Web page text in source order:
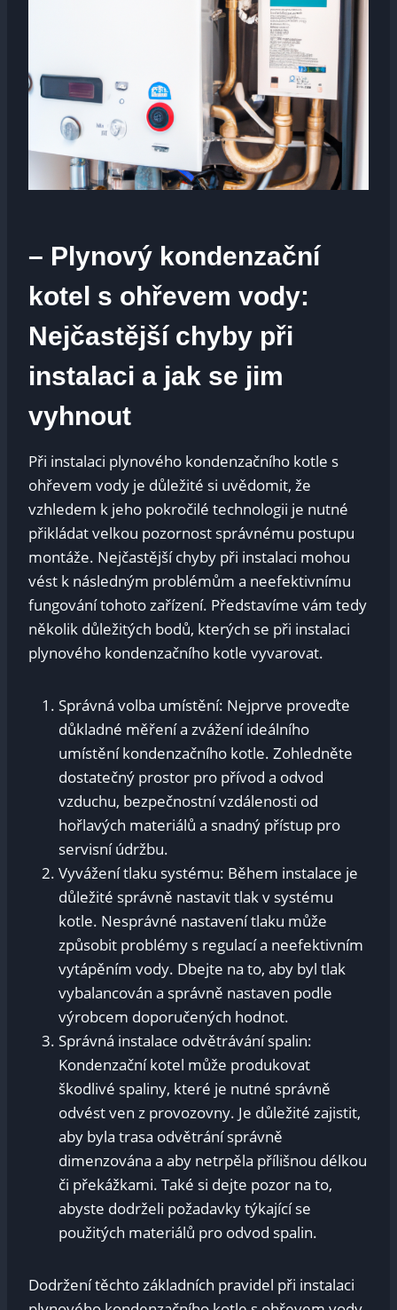
– Plynový kondenzační
kotel s ohřevem vody:
Nejčastější chyby při
instalaci a jak se jim
vyhnout
Při instalaci plynového kondenzačního kotle s
ohřevem vody je důležité si uvědomit, že
vzhledem k jeho pokročilé technologii je nutné
přikládat velkou pozornost správnému postupu
montáže. Nejčastější chyby při instalaci mohou
vést k následným problémům a neefektivnímu
fungování tohoto zařízení. Představíme vám tedy
několik důležitých bodů, kterých se při instalaci
plynového kondenzačního kotle vyvarovat.
Správná volba umístění: Nejprve proveďte
důkladné měření a zvážení ideálního
umístění kondenzačního kotle. Zohledněte
dostatečný prostor pro přívod a odvod
vzduchu, bezpečnostní vzdálenosti od
hořlavých materiálů a snadný přístup pro
servisní údržbu.
Vyvážení tlaku systému: Během instalace je
důležité správně nastavit tlak v systému
kotle. Nesprávné nastavení tlaku může
způsobit problémy s regulací a neefektivním
vytápěním vody. Dbejte na to, aby byl tlak
vybalancován a správně nastaven podle
výrobcem doporučených hodnot.
Správná instalace odvětrávání spalin:
Kondenzační kotel může produkovat
škodlivé spaliny, které je nutné správně
odvést ven z provozovny. Je důležité zajistit,
aby byla trasa odvětrání správně
dimenzována a aby netrpěla přílišnou délkou
či překážkami. Také si dejte pozor na to,
abyste dodrželi požadavky týkající se
použitých materiálů pro odvod spalin.
Dodržení těchto základních pravidel při instalaci